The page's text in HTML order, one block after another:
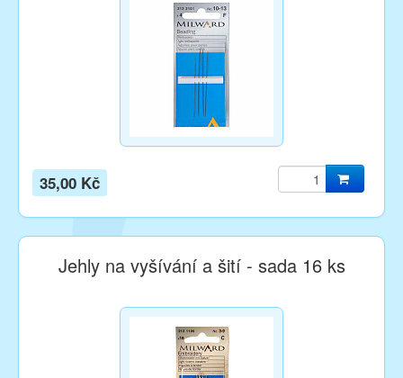
35,00 Kč
Jehly na vyšívání a šití - sada 16 ks